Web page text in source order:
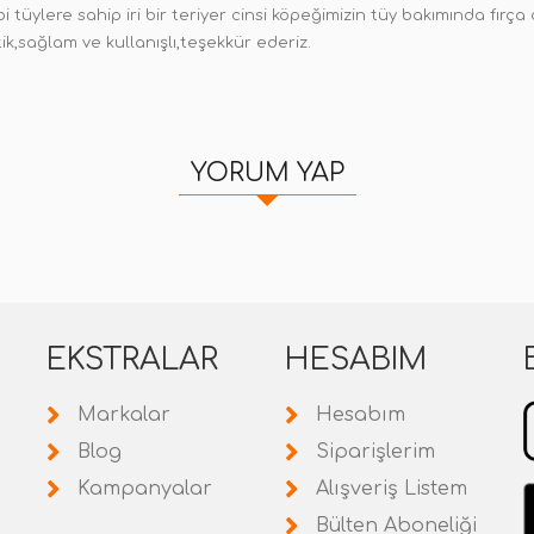
tüylere sahip iri bir teriyer cinsi köpeğimizin tüy bakımında fırça
ve kullanışlı,teşekkür ederiz.
YORUM YAP
EKSTRALAR
Markalar
Blog
Kampanyalar
HESABIM
Hesabım
Siparişlerim
Alışveriş Listem
Bülten Aboneliği